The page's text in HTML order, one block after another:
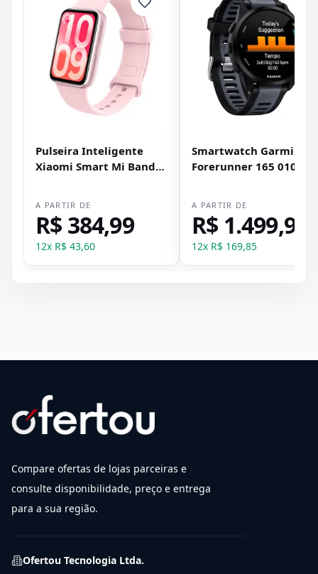
Pulseira Inteligente
Xiaomi Smart Mi Band
A PARTIR DE
R$ 384,99
12x R$ 43,60
Smartwatch Garmin
Forerunner 165 010-
A PARTIR DE
R$ 1.499,99
12x R$ 169,85
Compare ofertas de lojas parceiras e
consulte disponibilidade, preço e entrega
para a sua região.
Ofertou Tecnologia Ltda.